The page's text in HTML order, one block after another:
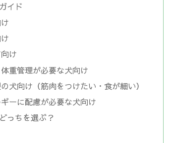
イド
け
重管理が必要な犬向け
向け（筋肉をつけたい・食が細い）
ーに配慮が必要な犬向け
っちを選ぶ？